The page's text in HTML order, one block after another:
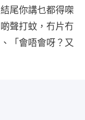
尾你講乜都得㗎
聲打蚊，冇片冇
「會唔會呀？又